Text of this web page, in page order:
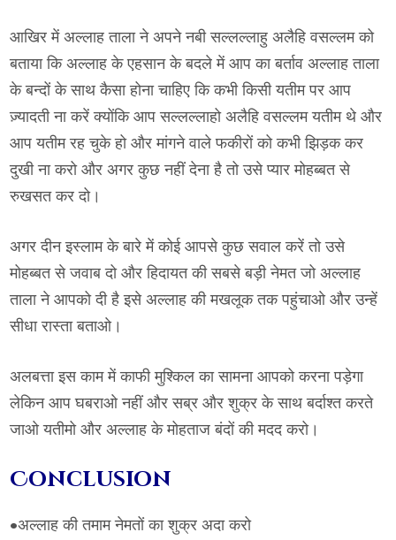
आखिर में अल्लाह ताला ने अपने नबी सल्लल्लाहु अलैहि वसल्लम को
बताया कि अल्लाह के एहसान के बदले में आप का बर्ताव अल्लाह ताला
के बन्दों के साथ कैसा होना चाहिए कि कभी किसी यतीम पर आप
ज़्यादती ना करें क्योंकि आप सल्लल्लाहो अलैहि वसल्लम यतीम थे और
आप यतीम रह चुके हो और मांगने वाले फकीरों को कभी झिड़क कर
दुखी ना करो और अगर कुछ नहीं देना है तो उसे प्यार मोहब्बत से
रुखसत कर दो।
अगर दीन इस्लाम के बारे में कोई आपसे कुछ सवाल करें तो उसे
मोहब्बत से जवाब दो और हिदायत की सबसे बड़ी नेमत जो अल्लाह
ताला ने आपको दी है इसे अल्लाह की मखलूक तक पहुंचाओ और उन्हें
सीधा रास्ता बताओ।
अलबत्ता इस काम में काफी मुश्किल का सामना आपको करना पड़ेगा
लेकिन आप घबराओ नहीं और सब्र और शुक्र के साथ बर्दाश्त करते
जाओ यतीमो और अल्लाह के मोहताज बंदों की मदद करो।
Conclusion
•अल्लाह की तमाम नेमतों का शुक्र अदा करो